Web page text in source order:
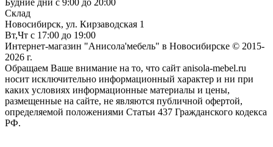
Будние дни с 9:00 до 20:00
Склад
Новосибирск, ул. Кирзаводская 1
Вт,Чт с 17:00 до 19:00
Интернет-магазин "Анисола'мебель" в Новосибирске © 2015-
2026 г.
Обращаем Ваше внимание на то, что сайт anisola-mebel.ru
носит исключительно информационный характер и ни при
каких условиях информационные материалы и цены,
размещенные на сайте, не являются публичной офертой,
определяемой положениями Статьи 437 Гражданского кодекса
РФ.